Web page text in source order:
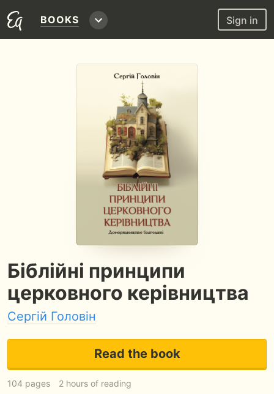
BOOKS Sign in
Біблійні принципи
церковного керівництва
Сергій Головін
Read the book
104 pages 2 hours of reading